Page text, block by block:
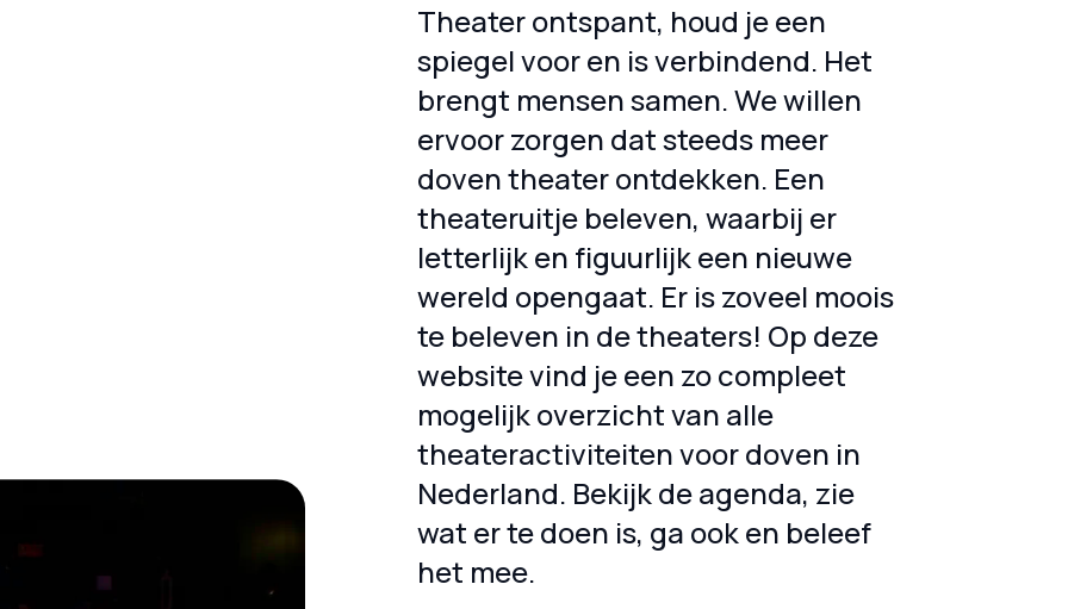
Theater ontspant, houd je een
spiegel voor en is verbindend. Het
brengt mensen samen. We willen
ervoor zorgen dat steeds meer
doven theater ontdekken. Een
theateruitje beleven, waarbij er
letterlijk en figuurlijk een nieuwe
wereld opengaat. Er is zoveel moois
te beleven in de theaters! Op deze
website vind je een zo compleet
mogelijk overzicht van alle
theateractiviteiten voor doven in
Nederland. Bekijk de agenda, zie
wat er te doen is, ga ook en beleef
het mee.